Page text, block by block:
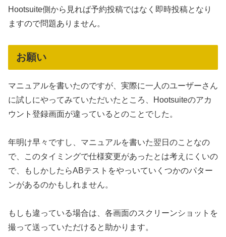
Hootsuite側から見れば予約投稿ではなく即時投稿となり
ますので問題ありません。
お願い
マニュアルを書いたのですが、実際に一人のユーザーさん
に試しにやってみていただいたところ、Hootsuiteのアカ
ウント登録画面が違っているとのことでした。
年明け早々ですし、マニュアルを書いた翌日のことなの
で、このタイミングで仕様変更があったとは考えにくいの
で、もしかしたらABテストをやっいていくつかのパター
ンがあるのかもしれません。
もしも違っている場合は、各画面のスクリーンショットを
撮って送っていただけると助かります。